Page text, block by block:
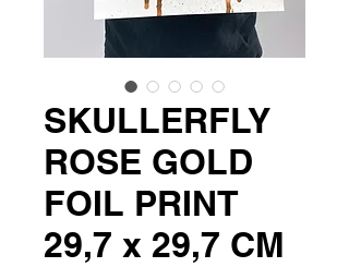
SKULLERFLY
ROSE GOLD
FOIL PRINT
29,7 x 29,7 CM